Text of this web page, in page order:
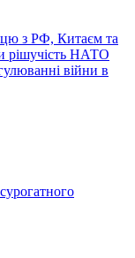
з РФ, Китаєм та
рішучість НАТО
війни в